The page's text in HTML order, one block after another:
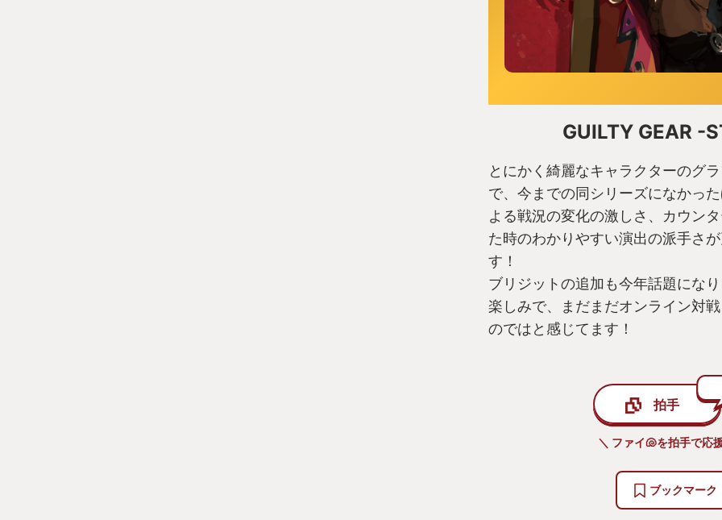
GUILTY GEAR -
とにかく綺麗なキャラクターのグ
で、今までの同シリーズになかっ
よる戦況の変化の激しさ、カウン
た時のわかりやすい演出の派手さ
す！
ブリジットの追加も今年話題にな
楽しみで、まだまだオンライン対
のではと感じてます！
拍手
＼ ファイ🐚を拍手で応
ブックマーク